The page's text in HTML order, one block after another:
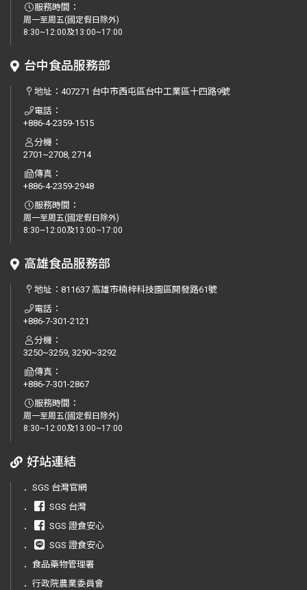
服務時間：
周一至周五(國定假日除外)
8:30~12:00及13:00~17:00
台中食品服務部
地址：407271 台中市西屯區台中工業區十四路9號
電話：
+886-4-2359-1515
分機：
2701~2708, 2714
傳真：
+886-4-2359-2948
服務時間：
周一至周五(國定假日除外)
8:30~12:00及13:00~17:00
高雄食品服務部
地址：811637 高雄市楠梓科技園區開發路61號
電話：
+886-7-301-2121
分機：
3250~3259, 3290~3292
傳真：
+886-7-301-2867
服務時間：
周一至周五(國定假日除外)
8:30~12:00及13:00~17:00
好站連結
． SGS 台灣官網
．
SGS 台灣
．
SGS 證食安心
．
SGS 證食安心
． 食品藥物管理署
． 行政院農業委員會